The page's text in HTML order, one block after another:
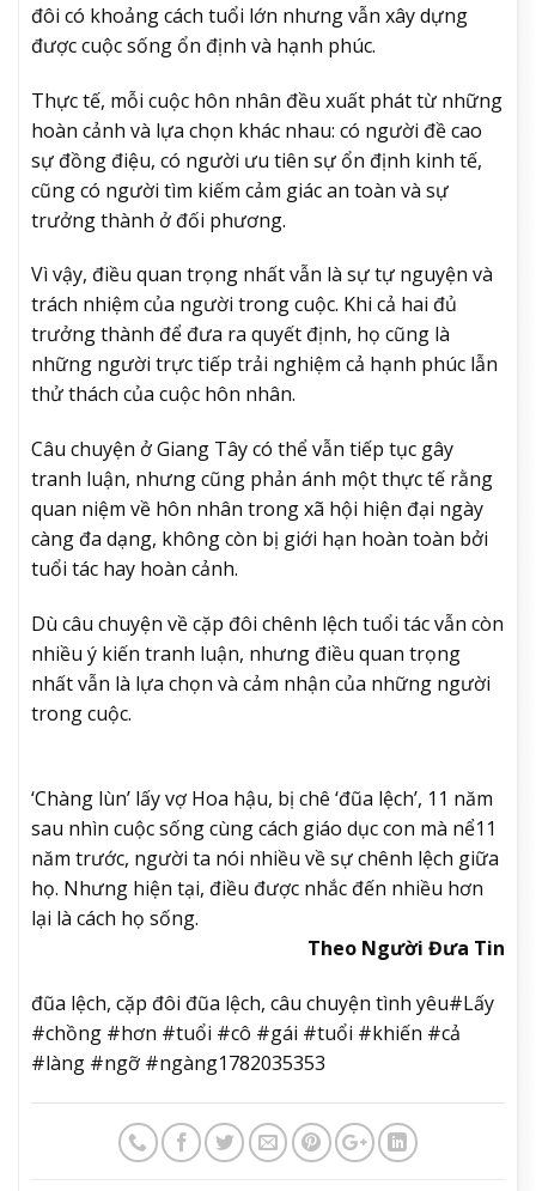
đôi có khoảng cách tuổi lớn nhưng vẫn xây dựng
được cuộc sống ổn định và hạnh phúc.
Thực tế, mỗi cuộc hôn nhân đều xuất phát từ những
hoàn cảnh và lựa chọn khác nhau: có người đề cao
sự đồng điệu, có người ưu tiên sự ổn định kinh tế,
cũng có người tìm kiếm cảm giác an toàn và sự
trưởng thành ở đối phương.
Vì vậy, điều quan trọng nhất vẫn là sự tự nguyện và
trách nhiệm của người trong cuộc. Khi cả hai đủ
trưởng thành để đưa ra quyết định, họ cũng là
những người trực tiếp trải nghiệm cả hạnh phúc lẫn
thử thách của cuộc hôn nhân.
Câu chuyện ở Giang Tây có thể vẫn tiếp tục gây
tranh luận, nhưng cũng phản ánh một thực tế rằng
quan niệm về hôn nhân trong xã hội hiện đại ngày
càng đa dạng, không còn bị giới hạn hoàn toàn bởi
tuổi tác hay hoàn cảnh.
Dù câu chuyện về cặp đôi chênh lệch tuổi tác vẫn còn
nhiều ý kiến tranh luận, nhưng điều quan trọng
nhất vẫn là lựa chọn và cảm nhận của những người
trong cuộc.
‘Chàng lùn’ lấy vợ Hoa hậu, bị chê ‘đũa lệch’, 11 năm
sau nhìn cuộc sống cùng cách giáo dục con mà nể11
năm trước, người ta nói nhiều về sự chênh lệch giữa
họ. Nhưng hiện tại, điều được nhắc đến nhiều hơn
lại là cách họ sống.
Theo Người Đưa Tin
đũa lệch, cặp đôi đũa lệch, câu chuyện tình yêu#Lấy
#chồng #hơn #tuổi #cô #gái #tuổi #khiến #cả
#làng #ngỡ #ngàng1782035353